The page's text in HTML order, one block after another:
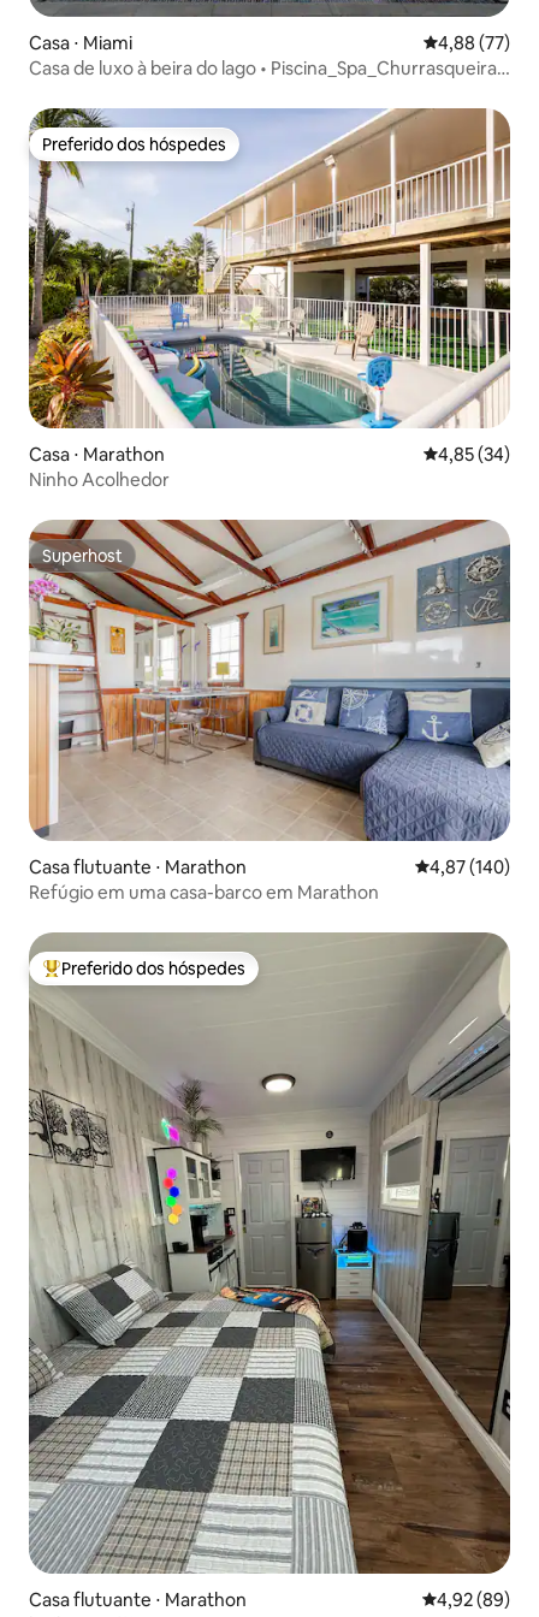
Casa ⋅ Miami 4,88 de uma
4,88 (77)
Casa de luxo à beira do lago • Piscina_Spa_Churrasqueira |
Preferido dos hóspedes
Preferido dos hóspedes
Casa ⋅ Marathon 4,85 de uma
4,85 (34)
Ninho Acolhedor
Superhost
Superhost
Casa flutuante ⋅ Marathon 4,87 de uma
4,87 (140)
Refúgio em uma casa-barco em Marathon
Entre os melhores preferidos dos hóspedes
Preferido dos hóspedes
Casa flutuante ⋅ Marathon 4,92 de uma
4,92 (89)